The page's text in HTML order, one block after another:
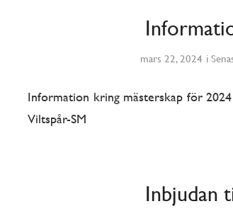
mars 22, 2024 i
Information kring mästerskap för
Viltspår-SM
Inbjudan